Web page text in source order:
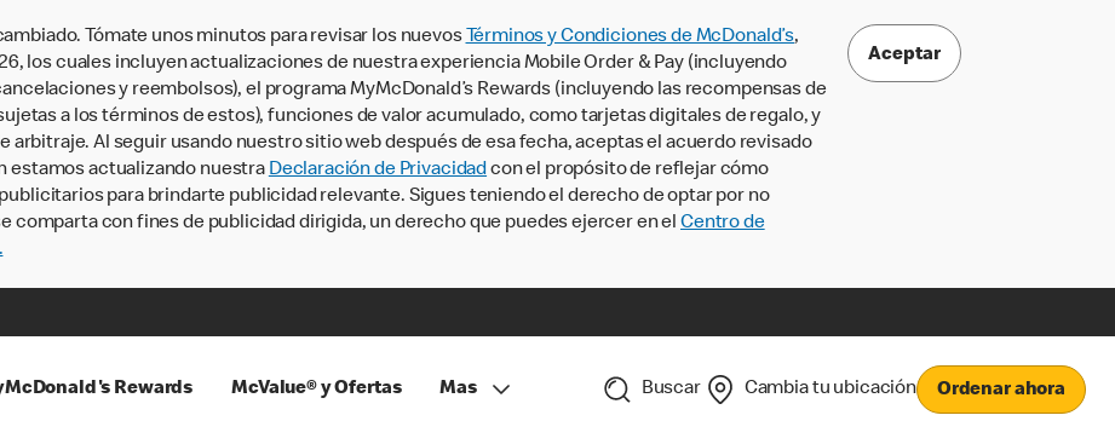
Tómate unos minutos para revisar los nuevos Términos y Condiciones de McDonald’s,
los cuales incluyen actualizaciones de nuestra experiencia Mobile Order & Pay (incluyendo
y reembolsos), el programa MyMcDonald’s Rewards (incluyendo las recompensas de
a los términos de estos), funciones de valor acumulado, como tarjetas digitales de regalo, y
arbitraje. Al seguir usando nuestro sitio web después de esa fecha, aceptas el acuerdo revisado
estamos actualizando nuestra Declaración de Privacidadcon el propósito de reflejar cómo
para brindarte publicidad relevante. Sigues teniendo el derecho de optar por no
comparta con fines de publicidad dirigida, un derecho que puedes ejercer en el Centro de
Aceptar
Rewards McValue® y Ofertas Mas Buscar Cambia tu ubicación Ordenar ahora